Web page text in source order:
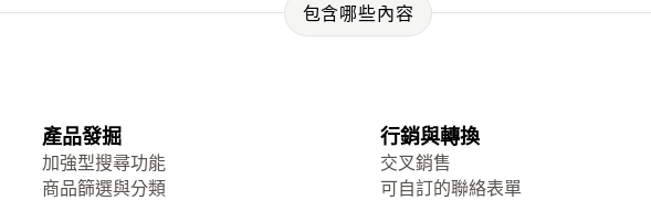
包含哪些內容
產品發掘
加強型搜尋功能
商品篩選與分類
行銷與轉換
交叉銷售
可自訂的聯絡表單